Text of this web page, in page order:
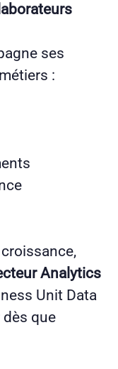
ses
:
Analytics
Unit Data
dès que